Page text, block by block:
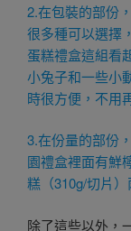
2.在包裝的部份
很多種可以選擇
蛋糕禮盒這組看
小兔子和一些小
時很方便，不用
3.在份量的部份
園禮盒裡面有鮮
糕（310g/切片
除了這些以外，